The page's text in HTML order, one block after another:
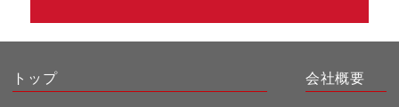
トップ 会社概要